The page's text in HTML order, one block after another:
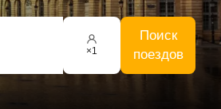
×1
Поиск
поездов